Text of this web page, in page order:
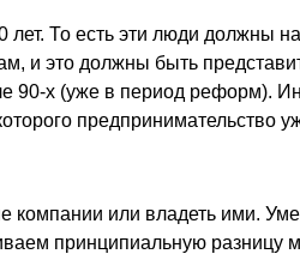
То есть эти люди должны
и это должны быть
90-х (уже в период реформ).
предпринимательство
компании или владеть ими.
принципиальную разницу